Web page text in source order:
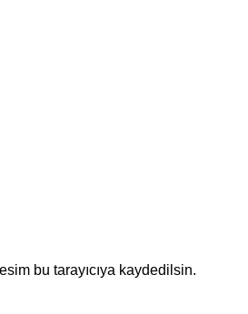
bu tarayıcıya kaydedilsin.